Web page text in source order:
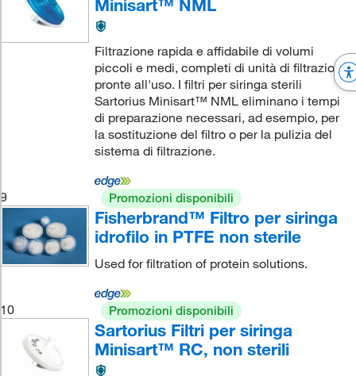
Minisart™ NML
Filtrazione rapida e affidabile di volumi
piccoli e medi, completi di unità di filtrazione
pronte all'uso. I filtri per siringa sterili
Sartorius Minisart™ NML eliminano i tempi
di preparazione necessari, ad esempio, per
la sostituzione del filtro o per la pulizia del
sistema di filtrazione.
9 Promozioni disponibili
Fisherbrand™ Filtro per siringa
idrofilo in PTFE non sterile
Used for filtration of protein solutions.
10 Promozioni disponibili
Sartorius Filtri per siringa
Minisart™ RC, non sterili